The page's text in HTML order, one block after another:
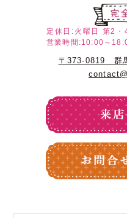
定休日:火曜日
第2・
営業時間:10:00～
〒373-0819 群